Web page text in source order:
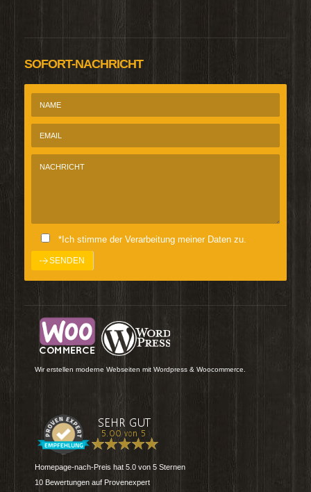
SOFORT-NACHRICHT
*Ich stimme der Verarbeitung meiner Daten zu.
Wir erstellen moderne Webseiten mit Wordpress & Woocommerce.
Homepage-nach-Preis hat 5.0 von 5 Sternen
10 Bewertungen auf Provenexpert